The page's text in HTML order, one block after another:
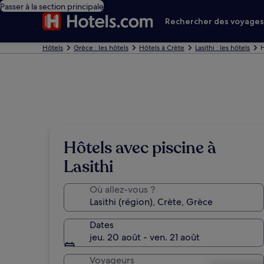
Passer à la section principale
Rechercher des voyages
Hôtels Grèce : les hôtels Hôtels à Crète Lasithi : les hôtels
Hôtels avec piscine à
Lasithi
Où allez-vous ?
Dates
jeu. 20 août - ven. 21 août
Voyageurs